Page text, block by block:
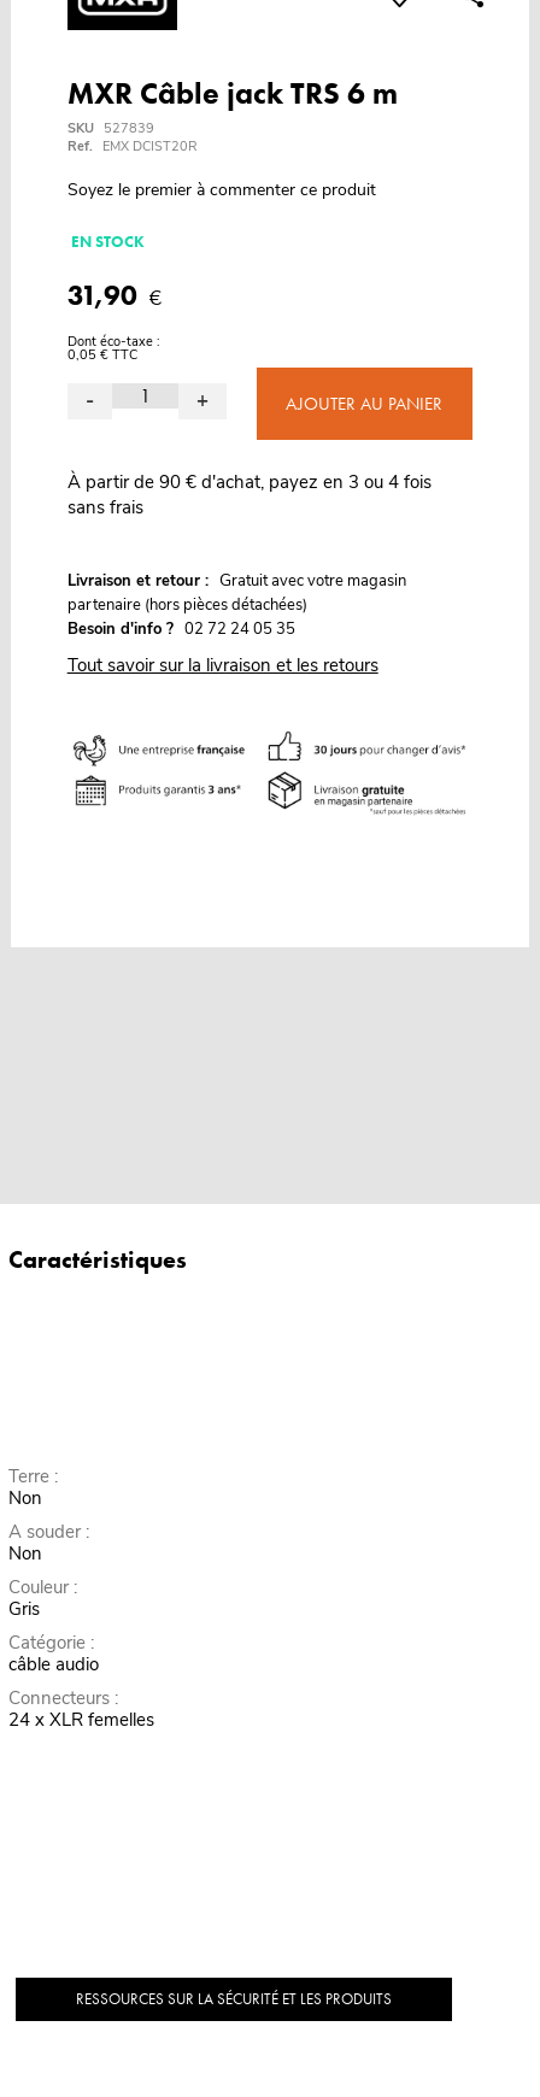
MXR Câble jack TRS 6 m
SKU
527839
Ref.
EMX DCIST20R
Soyez le premier à commenter ce produit
EN STOCK
31,90 €
Dont éco-taxe :
0,05 € TTC
- + AJOUTER AU PANIER
À partir de 90 € d'achat, payez en 3 ou 4 fois
sans frais
Livraison et retour : Gratuit avec votre magasin
partenaire (hors pièces détachées)
Besoin d'info ? 02 72 24 05 35
Tout savoir sur la livraison et les retours
Caractéristiques
Terre :
Non
A souder :
Non
Couleur :
Gris
Catégorie :
câble audio
Connecteurs :
24 x XLR femelles
RESSOURCES SUR LA SÉCURITÉ ET LES PRODUITS